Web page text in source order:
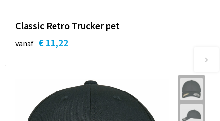
Classic Retro Trucker pet
vanaf € 11,22